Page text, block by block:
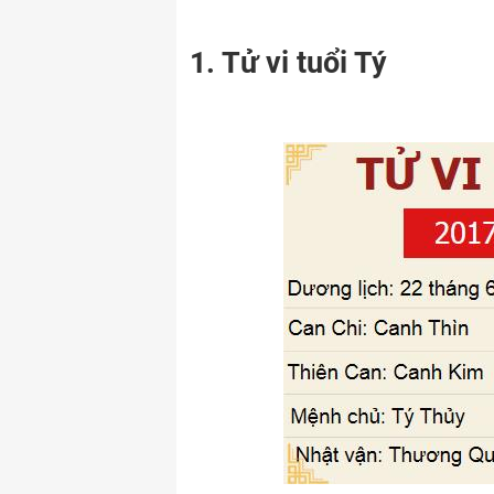
1. Tử vi tuổi Tý